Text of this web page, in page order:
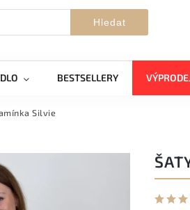
Hledat
BESTSELLERY
Silvie